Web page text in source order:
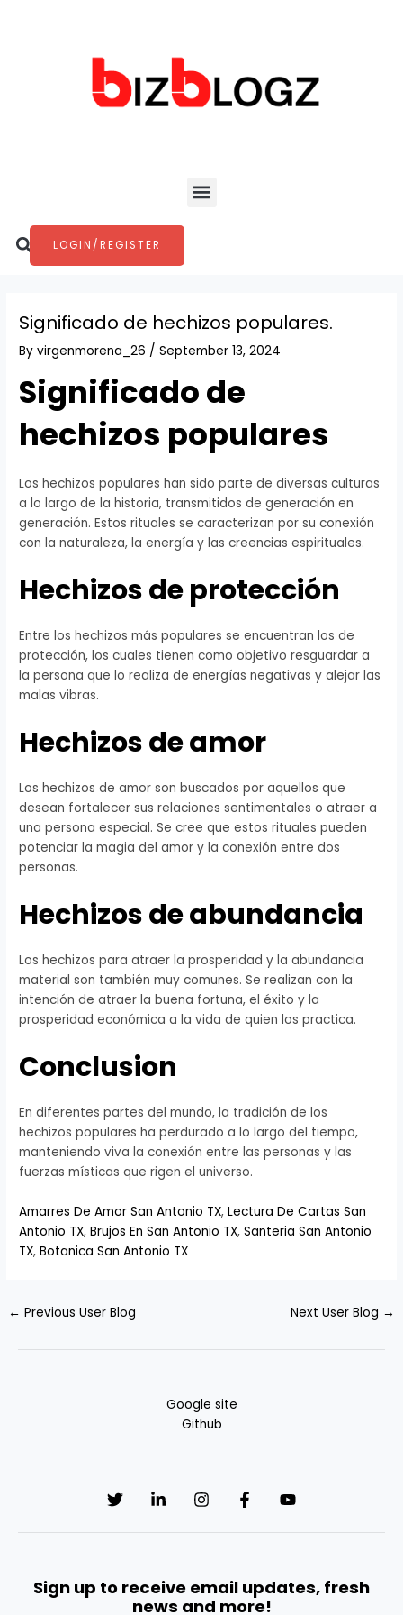
Menu
Search
LOGIN/REGISTER
Significado de hechizos populares.
Byvirgenmorena_26 /September 13, 2024
Significado de
hechizos populares
Los hechizos populares han sido parte de diversas culturas
a lo largo de la historia, transmitidos de generación en
generación. Estos rituales se caracterizan por su conexión
con la naturaleza, la energía y las creencias espirituales.
Hechizos de protección
Entre los hechizos más populares se encuentran los de
protección, los cuales tienen como objetivo resguardar a
la persona que lo realiza de energías negativas y alejar las
malas vibras.
Hechizos de amor
Los hechizos de amor son buscados por aquellos que
desean fortalecer sus relaciones sentimentales o atraer a
una persona especial. Se cree que estos rituales pueden
potenciar la magia del amor y la conexión entre dos
personas.
Hechizos de abundancia
Los hechizos para atraer la prosperidad y la abundancia
material son también muy comunes. Se realizan con la
intención de atraer la buena fortuna, el éxito y la
prosperidad económica a la vida de quien los practica.
Conclusion
En diferentes partes del mundo, la tradición de los
hechizos populares ha perdurado a lo largo del tiempo,
manteniendo viva la conexión entre las personas y las
fuerzas místicas que rigen el universo.
Amarres De Amor San Antonio TX,Lectura De Cartas San
Antonio TX,Brujos En San Antonio TX,Santeria San Antonio
TX,Botanica San Antonio TX
← Previous User Blog Next User Blog →
Google site
Github
Sign up to receive email updates, fresh
news and more!